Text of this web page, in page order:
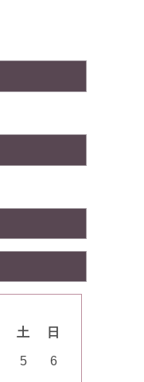
土 日
5 6